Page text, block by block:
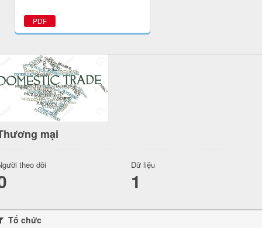
PDF
mại
theo dõi Dữ liệu
1
Tổ chức